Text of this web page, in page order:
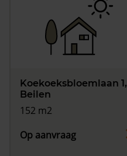
Koekoeksbloemlaan 1,
Beilen
152 m2
Op aanvraag